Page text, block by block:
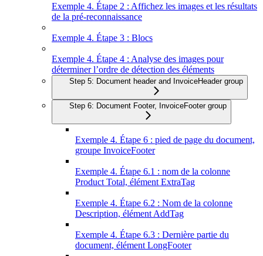
Exemple 4. Étape 2 : Affichez les images et les résultats
de la pré-reconnaissance
Exemple 4. Étape 3 : Blocs
Exemple 4. Étape 4 : Analyse des images pour
déterminer l’ordre de détection des éléments
Step 5: Document header and InvoiceHeader group
Step 6: Document Footer, InvoiceFooter group
Exemple 4. Étape 6 : pied de page du document,
groupe InvoiceFooter
Exemple 4. Étape 6.1 : nom de la colonne
Product Total, élément ExtraTag
Exemple 4. Étape 6.2 : Nom de la colonne
Description, élément AddTag
Exemple 4. Étape 6.3 : Dernière partie du
document, élément LongFooter